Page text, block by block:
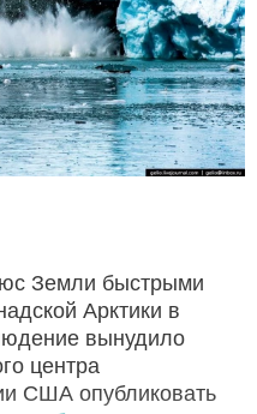
Земли быстрыми
Арктики в
вынудило
центра
США опубликовать